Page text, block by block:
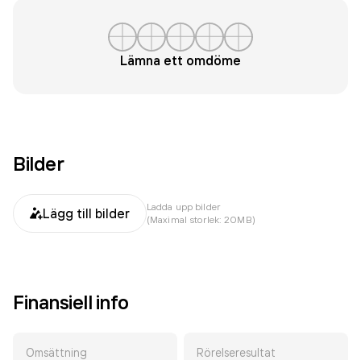
Lämna ett omdöme
Bilder
Lägg till bilder
Ladda upp bilder
(Maximal storlek: 20MB)
Finansiell info
Omsättning Rörelseresultat